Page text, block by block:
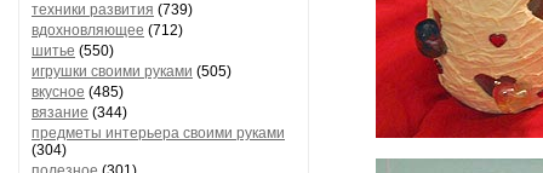
техники развития (739)
вдохновляющее (712)
шитье (550)
игрушки своими руками (505)
вкусное (485)
вязание (344)
предметы интерьера своими руками
(304)